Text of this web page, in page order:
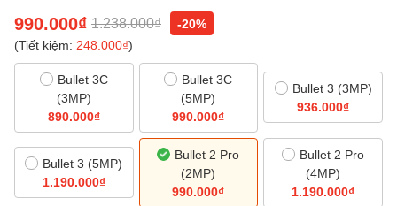
990.000₫ 1.238.000₫
-20%
(Tiết kiệm: 248.000₫)
Bullet 3C
(3MP)
890.000₫
Bullet 3C
(5MP)
990.000₫
Bullet 3 (3MP)
936.000₫
Bullet 3 (5MP)
1.190.000₫
Bullet 2 Pro
(2MP)
990.000₫
Bullet 2 Pro
(4MP)
1.190.000₫